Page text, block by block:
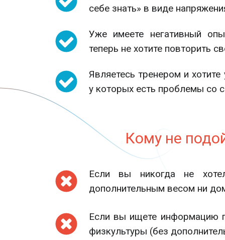
себе знать» в виде
Уже имеете негативный
теперь не хотите повторить
Являетесь тренером и
у которых есть проблемы со
Кому не
Если вы никогда не
дополнительным весом ни
Если вы ищете информацию
физкультуры (без